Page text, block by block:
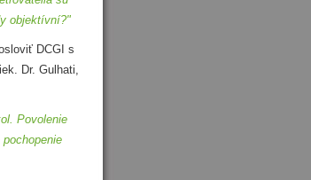
objektívní?"
DCGI s
Dr. Gulhati,
Povolenie